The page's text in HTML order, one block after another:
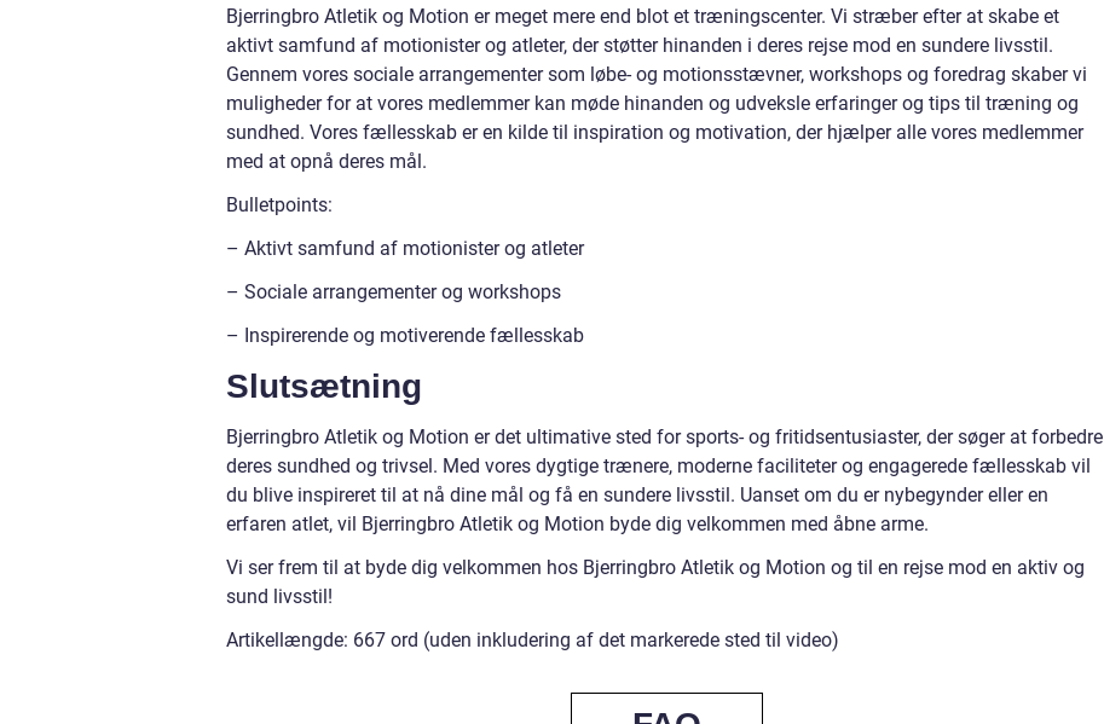
Bjerringbro Atletik og Motion er meget mere end blot et træningscenter. Vi stræber efter at skabe et
aktivt samfund af motionister og atleter, der støtter hinanden i deres rejse mod en sundere livsstil.
Gennem vores sociale arrangementer som løbe- og motionsstævner, workshops og foredrag skaber vi
muligheder for at vores medlemmer kan møde hinanden og udveksle erfaringer og tips til træning og
sundhed. Vores fællesskab er en kilde til inspiration og motivation, der hjælper alle vores medlemmer
med at opnå deres mål.
Bulletpoints:
– Aktivt samfund af motionister og atleter
– Sociale arrangementer og workshops
– Inspirerende og motiverende fællesskab
Slutsætning
Bjerringbro Atletik og Motion er det ultimative sted for sports- og fritidsentusiaster, der søger at forbedre
deres sundhed og trivsel. Med vores dygtige trænere, moderne faciliteter og engagerede fællesskab vil
du blive inspireret til at nå dine mål og få en sundere livsstil. Uanset om du er nybegynder eller en
erfaren atlet, vil Bjerringbro Atletik og Motion byde dig velkommen med åbne arme.
Vi ser frem til at byde dig velkommen hos Bjerringbro Atletik og Motion og til en rejse mod en aktiv og
sund livsstil!
Artikellængde: 667 ord (uden inkludering af det markerede sted til video)